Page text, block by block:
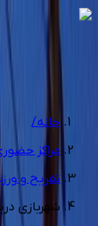
خانه/
مراکز
تفریح و
شهربازی